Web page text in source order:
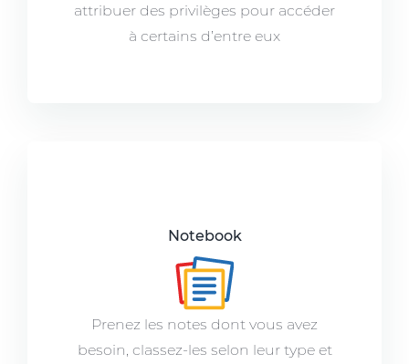
attribuer des privilèges pour accéder
à certains d’entre eux
Notebook
Prenez les notes dont vous avez
besoin, classez-les selon leur type et